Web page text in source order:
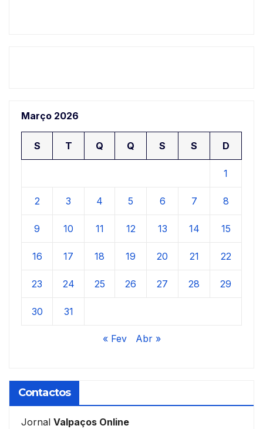
Março 2026
S T Q Q S S D
1
2 3 4 5 6 7 8
9 10 11 12 13 14 15
16 17 18 19 20 21 22
23 24 25 26 27 28 29
30 31
« Fev Abr »
Contactos
Jornal Valpaços Online